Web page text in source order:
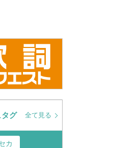
感動のMAD】緋色の欠片 OP
『ねぇ』歌詞入り
グ 全て見る
カ